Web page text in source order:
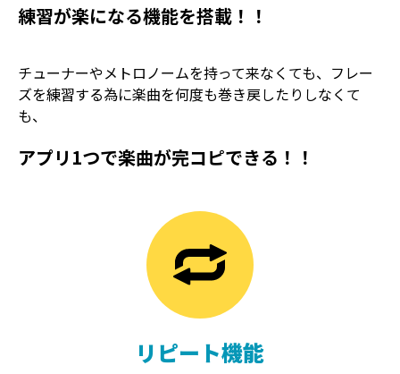
練習が楽になる機能を搭載！！
チューナーやメトロノームを持って来なくても、フレー
ズを練習する為に楽曲を何度も巻き戻したりしなくて
も、
アプリ1つで楽曲が完コピできる！！
リピート機能